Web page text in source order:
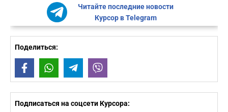
Читайте последние новости
Курсор в Telegram
Поделиться:
FacebookWhatsAppTelegram
Подписаться на соцсети Курсора: